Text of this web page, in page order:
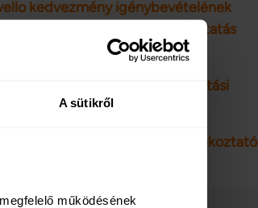
A sütikről
működésének
kedvezmény igénybevételének
asszisztencia szolgáltatás
gépjármű-felelősségbiztosítási
feltétel és ügyféltájékoztató